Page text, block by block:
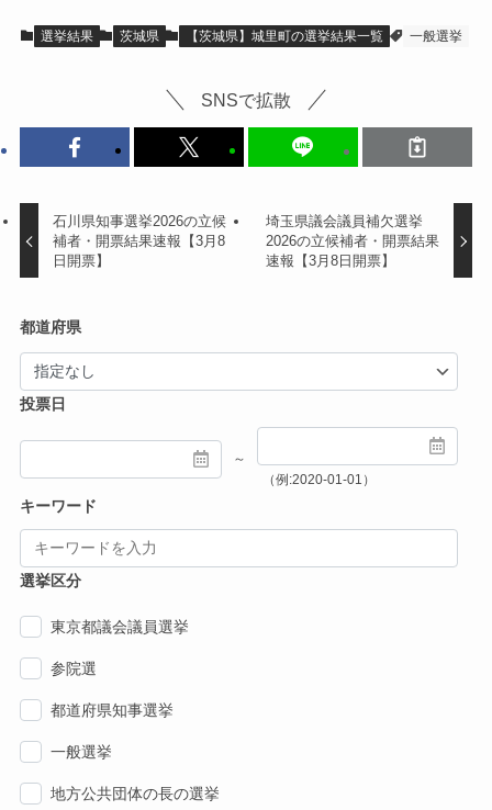
選挙結果 茨城県 【茨城県】城里町の選挙結果一覧 一般選挙
SNSで拡散
石川県知事選挙2026の立候
補者・開票結果速報【3月8
日開票】
埼玉県議会議員補欠選挙
2026の立候補者・開票結果
速報【3月8日開票】
都道府県
投票日
～
（例:2020-01-01）
キーワード
選挙区分
東京都議会議員選挙
参院選
都道府県知事選挙
一般選挙
地方公共団体の長の選挙